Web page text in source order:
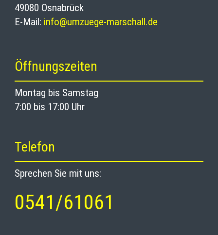
49080 Osnabrück
E-Mail: info@umzuege-marschall.de
Öffnungszeiten
Montag bis Samstag
7:00 bis 17:00 Uhr
Telefon
Sprechen Sie mit uns:
0541/61061